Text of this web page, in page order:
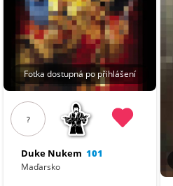
Fotka dostupná po přihlášení
?
Duke Nukem 101
Maďarsko